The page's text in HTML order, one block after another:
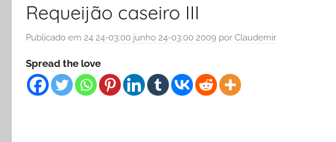
Requeijão caseiro III
Publicado em 24 24-03:00 junho 24-03:00 2009 por Claudemir
Spread the love